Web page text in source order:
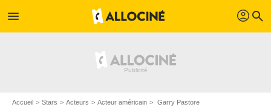
menu profil search
Accueil Stars Acteurs Acteur américain Garry Pastore